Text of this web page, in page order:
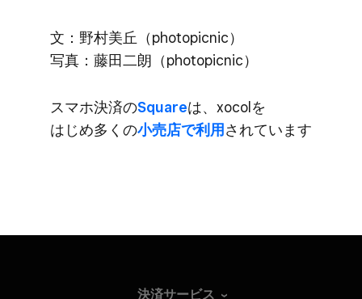
文：野村美丘​（photopicnic）​
写真：藤田二朗​（photopicnic）
スマホ決済の​Squareは、​xocolを​
はじめ多くの​小売店で​利用されています
決済サービス